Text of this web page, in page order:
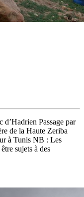
d’Hadrien Passage par
de la Haute Zeriba
à Tunis NB : Les
sujets à des